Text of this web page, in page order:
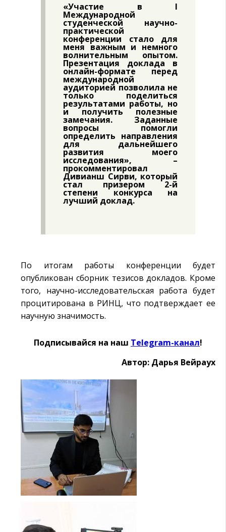
«Участие в I
Международной
студенческой научно-
практической
конференции стало для
меня важным и немного
волнительным опытом.
Презентация доклада в
онлайн-формате перед
международной
аудиторией позволила не
только поделиться
результатами работы, но
и получить полезные
замечания. Заданные
вопросы помогли
определить направления
для дальнейшего
развития моего
исследования», –
прокомментировал
Дивианш Сирви, который
стал призером 2-й
степени конкурса на
лучший доклад.
По итогам работы конференции будет
опубликован сборник тезисов докладов. Кроме
того, научно-исследовательская работа будет
процитирована в РИНЦ, что подтверждает ее
научную значимость.
Подписывайся на наш Telegram-канал!
Автор: Дарья Вейраух